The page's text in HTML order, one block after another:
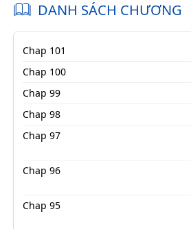
DANH SÁCH CHƯƠNG
Chap 101
Chap 100
Chap 99
Chap 98
Chap 97
Chap 96
Chap 95